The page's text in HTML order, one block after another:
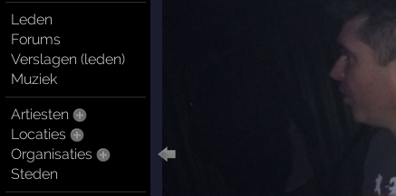
Leden
Forums
Verslagen (leden)
Muziek
Artiesten
Locaties
Organisaties
Steden